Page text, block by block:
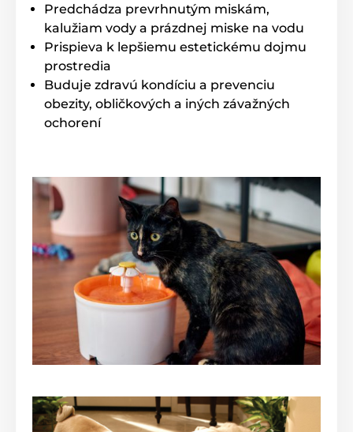
Predchádza prevrhnutým miskám,
kalužiam vody a prázdnej miske na vodu
Prispieva k lepšiemu estetickému dojmu
prostredia
Buduje zdravú kondíciu a prevenciu
obezity, obličkových a iných závažných
ochorení